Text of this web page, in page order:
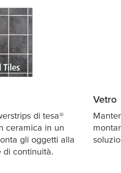
di tesa®
ceramica in un
gli oggetti alla
di continuità.
Vetro